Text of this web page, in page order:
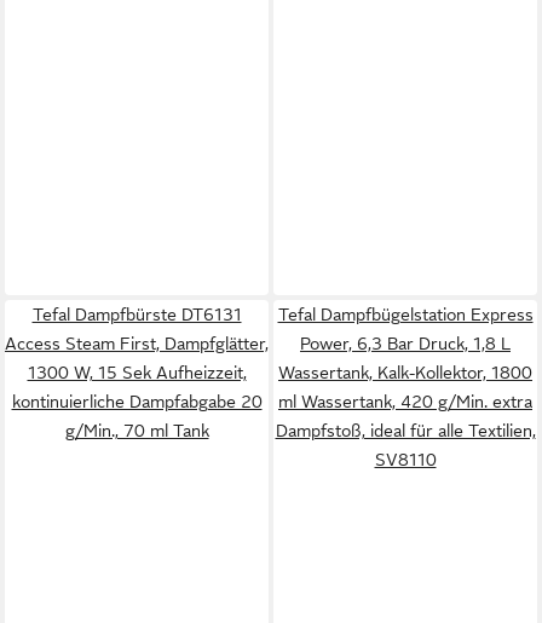
Tefal Dampfbürste DT6131
Access Steam First, Dampfglätter,
1300 W, 15 Sek Aufheizzeit,
kontinuierliche Dampfabgabe 20
g/Min., 70 ml Tank
Tefal Dampfbügelstation Express
Power, 6,3 Bar Druck, 1,8 L
Wassertank, Kalk-Kollektor, 1800
ml Wassertank, 420 g/Min. extra
Dampfstoß, ideal für alle Textilien,
SV8110